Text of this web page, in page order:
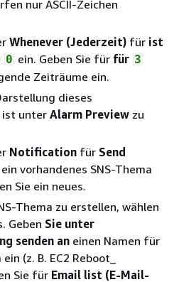
nur ASCII-Zeichen
Whenever (Jederzeit) für ist
0 ein. Geben Sie für für 3
Zeiträume ein.
dieses
ist unter Alarm Preview zu
Notification für Send
ein vorhandenes SNS-Thema
Sie ein neues.
Thema zu erstellen, wählen
Geben Sie unter
senden an einen Namen für
(z. B. EC2 Reboot_
Sie für Email list (E-Mail-